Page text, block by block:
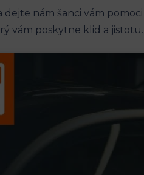
⁤dejte nám ⁤šanci‌ vám
vám poskytne⁢ klid a